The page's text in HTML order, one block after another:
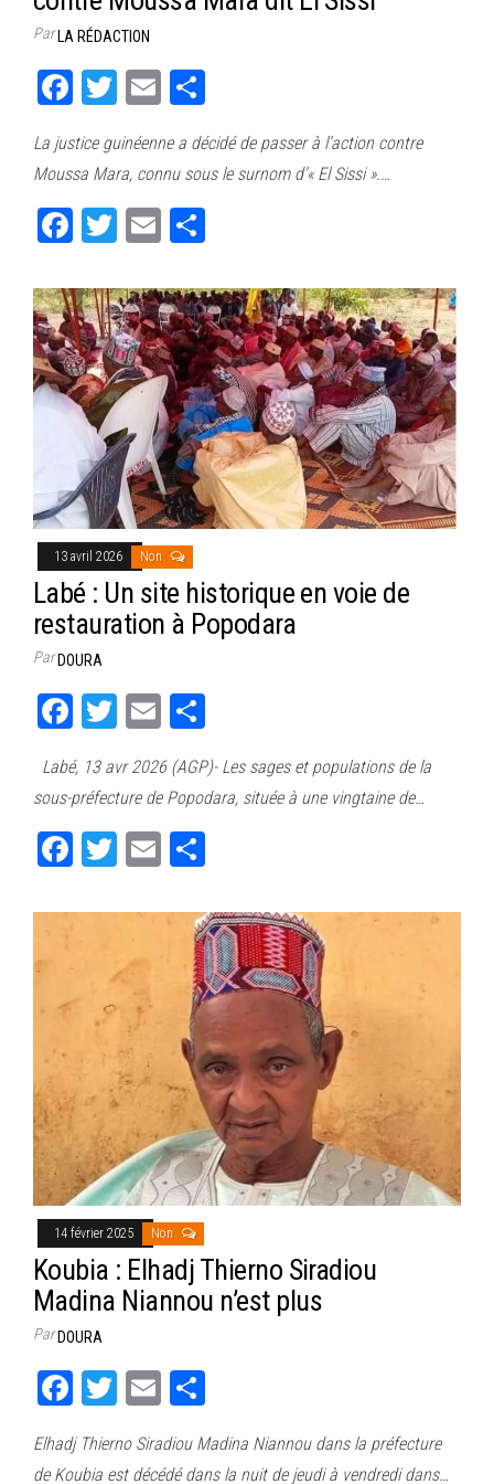
ParLA RÉDACTION
Fa
bo
ok
T
tt
er
E
ail ag
er
La justice guinéenne a décidé de passer à l’action contre
Moussa Mara, connu sous le surnom d’« El Sissi ».…
Fa
bo
ok
T
tt
er
E
ail ag
er
13 avril 2026 Non
Labé : Un site historique en voie de
restauration à Popodara
ParDOURA
Fa
bo
ok
T
tt
er
E
ail ag
er
Labé, 13 avr 2026 (AGP)- Les sages et populations de la
sous-préfecture de Popodara, située à une vingtaine de…
Fa
bo
T
tt
er
E
ail ag
er
14 février 2025 Non
Koubia : Elhadj Thierno Siradiou
Madina Niannou n’est plus
ParDOURA
Fa
bo
T
tt
E
ail ag
Elhadj Thierno Siradiou Madina Niannou dans la préfecture
de Koubia est décédé dans la nuit de jeudi à vendredi dans…